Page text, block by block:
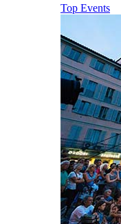
Top Events